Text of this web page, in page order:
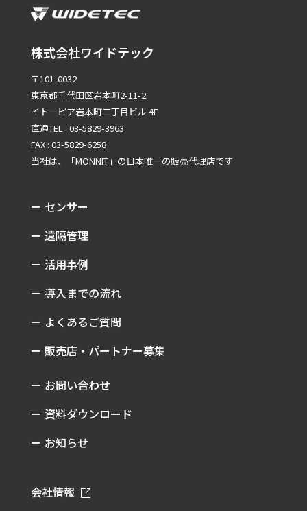
株式会社ワイドテック
〒101-0032
東京都千代田区岩本町2-11-2
イトーピア岩本町二丁目ビル 4F
直通TEL : 03-5829-3963
FAX : 03-5829-6258
当社は、「MONNIT」の日本唯一の販売代理店です
ー センサー
ー 遠隔管理
ー 活用事例
ー 導入までの流れ
ー よくあるご質問
ー 販売店・パートナー募集
ー お問い合わせ
ー 資料ダウンロード
ー お知らせ
会社情報